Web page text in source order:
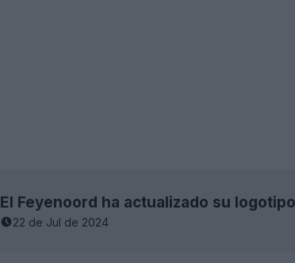
El Feyenoord ha actualizado su
22 de Jul de 2024